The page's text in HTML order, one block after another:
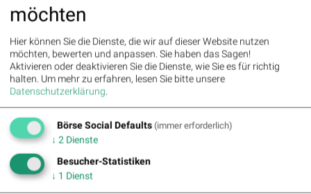
WECHSELWIRKUNGEN MIT ANDEREN ARZNEIMITTELN
Starke oder moderate CYP3A-Inhibitoren:Die gleichzeitige
Anwendung erhöht die Exposition gegenüber BEQALZI.
Vermeiden Sie die Anwendung starker CYP3A-Inhibitoren zu
Beginn der Behandlung mit BEQALZI und während der
CYP3A-Inhibitoren bei Dosen von 1 mg und 2 mg; bei allen
anderen Dosen ist die BEQALZI-Dosis bei gleichzeitiger
Anwendung zu reduzieren. Hinweise zu Dosisanpassungen
finden Sie in der zugelassenen Produktinformation.
Starke oder moderate CYP3A-Induktoren:
möchten
Hier können Sie die Dienste, die wir auf dieser Website nutzen
möchten, bewerten und anpassen. Sie haben das Sagen!
Aktivieren oder deaktivieren Sie die Dienste, wie Sie es für richtig
halten. Um mehr zu erfahren, lesen Sie bitte unsere
Datenschutzerklärung.
Börse Social Defaults (immer erforderlich)
↓ 2 Dienste
Besucher-Statistiken
↓ 1 Dienst